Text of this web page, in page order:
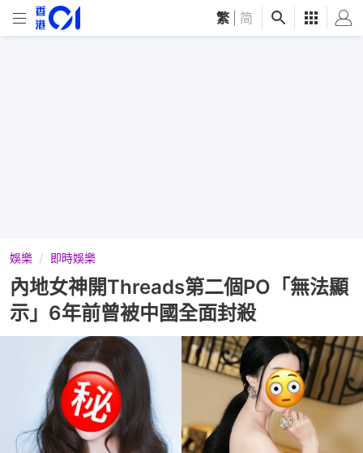
繁 简
娛樂 即時娛樂
內地女神開Threads第二個PO「無法顯
示」6年前曾被中國全面封殺